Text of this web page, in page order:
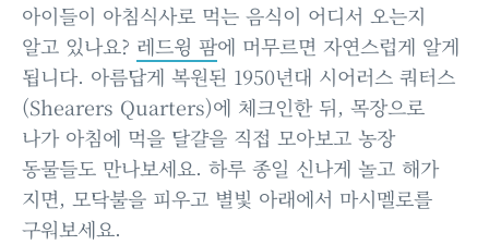
아이들이 아침식사로 먹는 음식이 어디서 오는지
알고 있나요? 레드윙 팜에 머무르면 자연스럽게 알게
됩니다. 아름답게 복원된 1950년대 시어러스 쿼터스
(Shearers Quarters)에 체크인한 뒤, 목장으로
나가 아침에 먹을 달걀을 직접 모아보고 농장
동물들도 만나보세요. 하루 종일 신나게 놀고 해가
지면, 모닥불을 피우고 별빛 아래에서 마시멜로를
구워보세요.